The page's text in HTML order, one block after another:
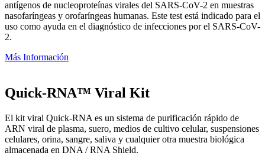
antígenos de nucleoproteínas virales del SARS-CoV-2 en muestras
nasofaríngeas y orofaríngeas humanas. Este test está indicado para el
uso como ayuda en el diagnóstico de infecciones por el SARS-CoV-
2.
Más Información
Quick-RNA™ Viral Kit
El kit viral Quick-RNA es un sistema de purificación rápido de
ARN viral de plasma, suero, medios de cultivo celular, suspensiones
celulares, orina, sangre, saliva y cualquier otra muestra biológica
almacenada en DNA / RNA Shield.